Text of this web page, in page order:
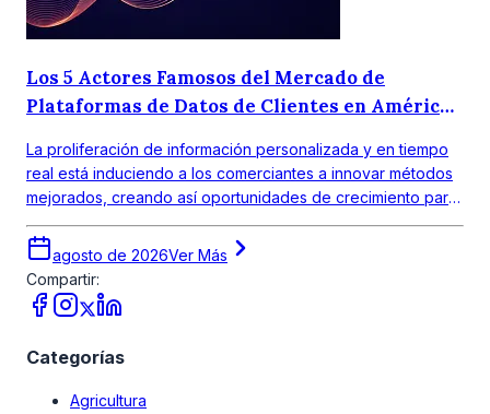
Los 5 Actores Famosos del Mercado de
Plataformas de Datos de Clientes en América
La proliferación de información personalizada y en tiempo
real está induciendo a los comerciantes a innovar métodos
mejorados, creando así oportunidades de crecimiento para
los principales actores de las plataformas de datos de
clientes.
agosto de 2026Ver Más
Compartir:
Categorías
Agricultura